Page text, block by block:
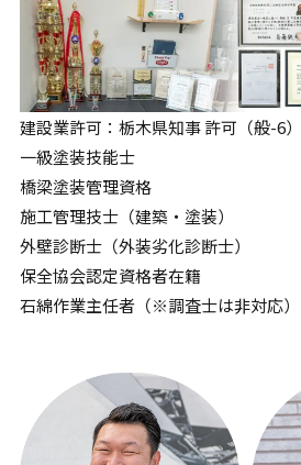
建設業許可：栃木県知事 許可（般-6
一級塗装技能士
橋梁塗装管理資格
施工管理技士（建築・塗装）
外壁診断士（外装劣化診断士）
保全協会認定資格者在籍
石綿作業主任者（※調査士は非対応）